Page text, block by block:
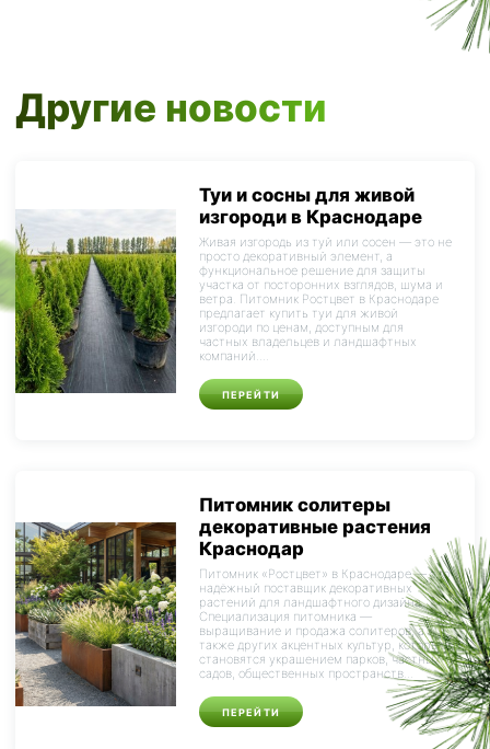
Другие новости
Туи и сосны для живой
изгороди в Краснодаре
Живая изгородь из туй или сосен — это не
просто декоративный элемент, а
функциональное решение для защиты
участка от посторонних взглядов, шума и
ветра. Питомник Ростцвет в Краснодаре
предлагает купить туи для живой
изгороди по ценам, доступным для
частных владельцев и ландшафтных
компаний....
ПЕРЕЙТИ
Питомник солитеры
декоративные растения
Краснодар
Питомник «Ростцвет» в Краснодаре — это
надёжный поставщик декоративных
растений для ландшафтного дизайна.
Специализация питомника —
выращивание и продажа солитеров, а
также других акцентных культур, которые
становятся украшением парков, частных
садов, общественных пространств...
ПЕРЕЙТИ